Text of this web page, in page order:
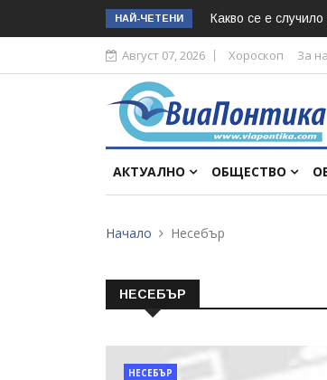
НАЙ-ЧЕТЕНИ Какво се е случило
Август 07, 2026 Хороскоп За
АКТУАЛНО ОБЩЕСТВО
Начало Несебър
НЕСЕБЪР
НЕСЕБЪР